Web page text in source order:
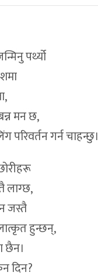
पर्थ्यो
मन छ,
परिवर्तन गर्न चाहन्छु।
लाग्छ,
जस्तै
हुन्छन्,
छैन।
दिन?